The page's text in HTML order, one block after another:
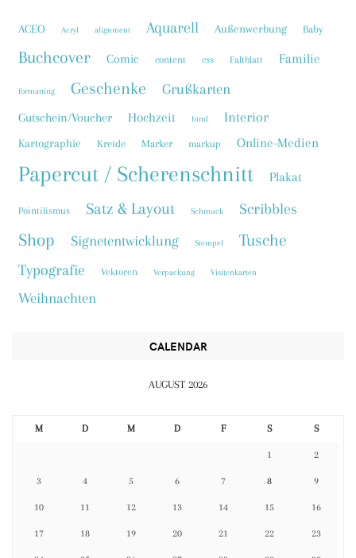
ACEO Acryl alignment Aquarell Außenwerbung Baby
Buchcover Comic content css Faltblatt Familie
formatting Geschenke Grußkarten
Gutschein/Voucher Hochzeit html Interior
Kartographie Kreide Marker markup Online-Medien
Papercut / Scherenschnitt Plakat
Pointilismus Satz & Layout Schmuck Scribbles
Shop Signetentwicklung Stempel Tusche
Typografie Vektoren Verpackung Visitenkarten
Weihnachten
CALENDAR
AUGUST 2026
M D M D F S S
1 2
3 4 5 6 7 8 9
10 11 12 13 14 15 16
17 18 19 20 21 22 23